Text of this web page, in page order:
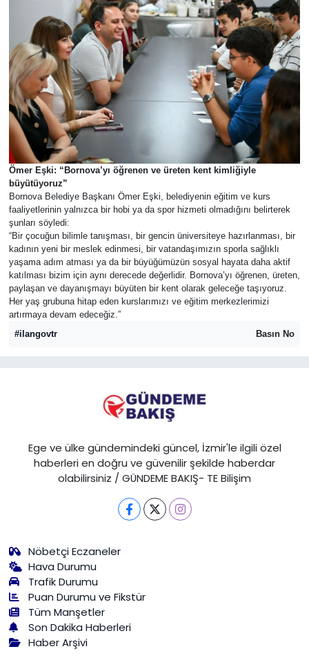
Ömer Eşki: “Bornova’yı öğrenen ve üreten kent kimliğiyle
büyütüyoruz”
Bornova Belediye Başkanı Ömer Eşki, belediyenin eğitim ve kurs
faaliyetlerinin yalnızca bir hobi ya da spor hizmeti olmadığını belirterek
şunları söyledi:
“Bir çocuğun bilimle tanışması, bir gencin üniversiteye hazırlanması, bir
kadının yeni bir meslek edinmesi, bir vatandaşımızın sporla sağlıklı
yaşama adım atması ya da bir büyüğümüzün sosyal hayata daha aktif
katılması bizim için aynı derecede değerlidir. Bornova’yı öğrenen, üreten,
paylaşan ve dayanışmayı büyüten bir kent olarak geleceğe taşıyoruz.
Her yaş grubuna hitap eden kurslarımızı ve eğitim merkezlerimizi
artırmaya devam edeceğiz.”
#ilangovtr
Basın No
Ege ve ülke gündemindeki güncel, İzmir'le ilgili özel
haberleri en doğru ve güvenilir şekilde haberdar
olabilirsiniz / GÜNDEME BAKIŞ- TE Bilişim
Nöbetçi Eczaneler
Hava Durumu
Trafik Durumu
Puan Durumu ve Fikstür
Tüm Manşetler
Son Dakika Haberleri
Haber Arşivi